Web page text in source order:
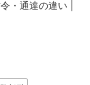
・通達の違い |